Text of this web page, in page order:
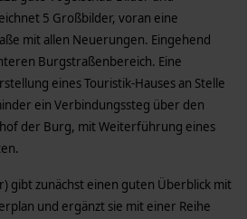
5 Großbilder, voran eine
mit allen Neuerungen. Eingehend
Burgstraßenbereich. Eine
eines Touristik-Hauses an Stelle
ein Verbindungssteg über den
der Burg, mit Weiterführung eines
gibt zunächst einen guten Überblick mit
und ergänzt sie mit einer Reihe